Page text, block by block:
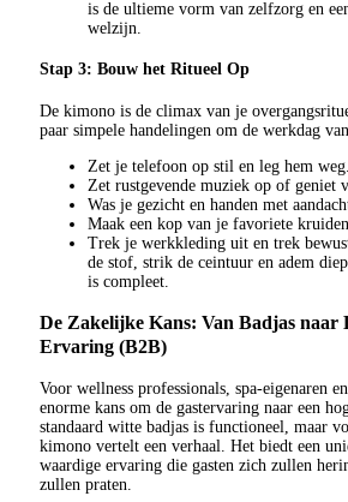
is de ultieme vorm van zelfzorg en
welzijn.
Stap 3: Bouw het Ritueel Op
De kimono is de climax van je
paar simpele handelingen om de werkdag
Zet je telefoon op stil en leg hem weg.
Zet rustgevende muziek op of geniet
Was je gezicht en handen met
Maak een kop van je favoriete
Trek je werkkleding uit en trek
de stof, strik de ceintuur en adem
is compleet.
De Zakelijke Kans: Van Badjas naar
Ervaring (B2B)
Voor wellness professionals, spa-eigenaren
enorme kans om de gastervaring naar een
standaard witte badjas is functioneel, maar
kimono vertelt een verhaal. Het biedt een
waardige ervaring die gasten zich zullen
zullen praten.